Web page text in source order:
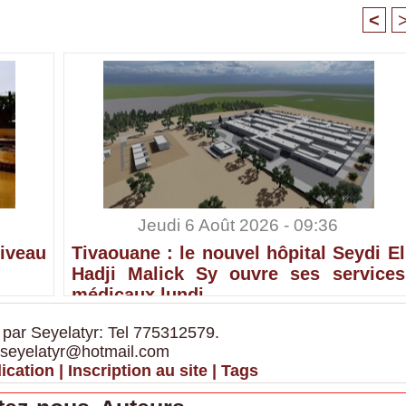
<
Jeudi 6 Août 2026 - 09:36
Tivaouane : le nouvel hôpital Seydi El
Hadji Malick Sy ouvre ses services
médicaux lundi
Seyelatyr: Tel 775312579.
Inscription au site Tags